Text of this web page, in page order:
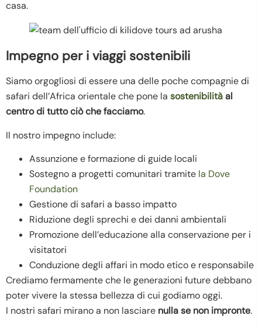
casa.
Impegno per i viaggi sostenibili
Siamo orgogliosi di essere una delle poche compagnie di
safari dell’Africa orientale che pone la sostenibilitàal
centro di tutto ciò che facciamo.
Il nostro impegno include:
Assunzione e formazione di guide locali
Sostegno a progetti comunitari tramite la Dove
Foundation
Gestione di safari a basso impatto
Riduzione degli sprechi e dei danni ambientali
Promozione dell’educazione alla conservazione per i
visitatori
Conduzione degli affari in modo etico e responsabile
Crediamo fermamente che le generazioni future debbano
poter vivere la stessa bellezza di cui godiamo oggi.
I nostri safari mirano a non lasciare nulla se non impronte.